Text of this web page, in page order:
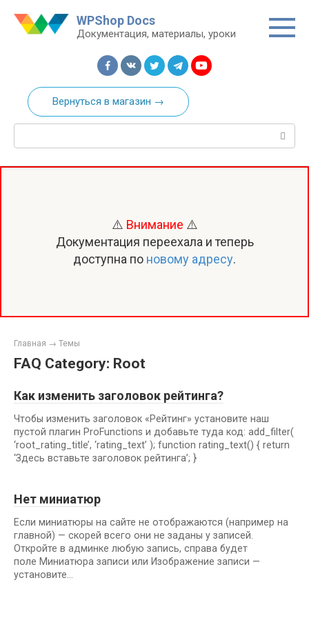
контенту
WPShop Docs
Документация, материалы, уроки
Вернуться в магазин →
⚠️ Внимание ⚠️
Документация переехала и теперь
доступна по новому адресу.
Главная → Темы
FAQ Category: Root
Как изменить заголовок рейтинга?
Чтобы изменить заголовок «Рейтинг» установите наш
пустой плагин ProFunctions и добавьте туда код: add_filter(
‘root_rating_title’, ‘rating_text’ ); function rating_text() { return
‘Здесь вставьте заголовок рейтинга’; }
Нет миниатюр
Если миниатюры на сайте не отображаются (например на
главной) — скорей всего они не заданы у записей.
Откройте в админке любую запись, справа будет
поле Миниатюра записи или Изображение записи —
установите…